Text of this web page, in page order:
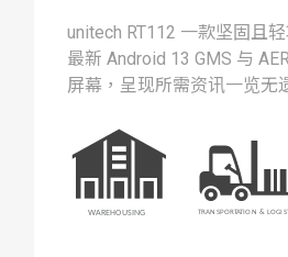
unitech RT112 一款坚固且
最新 Android 13 GMS 与
屏幕，呈现所需资讯一览无